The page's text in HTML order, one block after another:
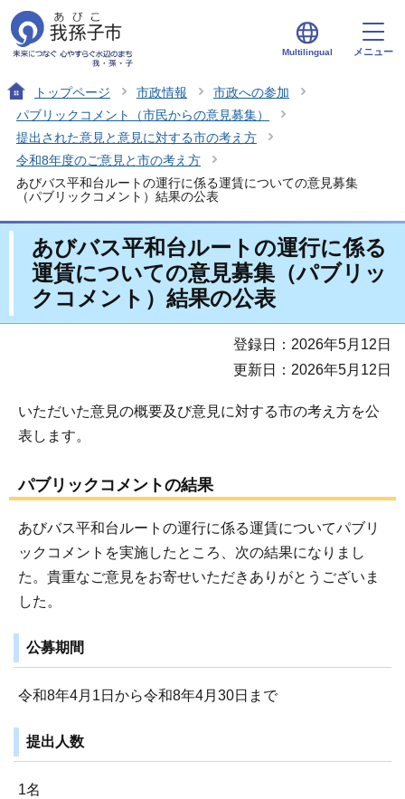
Multilingual メニュー
トップページ 市政情報
市政への参加
パブリックコメント（市民からの意見募集）
提出された意見と意見に対する市の考え方
令和8年度のご意見と市の考え方
あびバス平和台ルートの運行に係る運賃についての意見募集
（パブリックコメント）結果の公表
あびバス平和台ルートの運行に係る
運賃についての意見募集（パブリッ
クコメント）結果の公表
登録日：2026年5月12日
更新日：2026年5月12日
いただいた意見の概要及び意見に対する市の考え方を公
表します。
パブリックコメントの結果
あびバス平和台ルートの運行に係る運賃についてパブリ
ックコメントを実施したところ、次の結果になりまし
た。貴重なご意見をお寄せいただきありがとうございま
した。
公募期間
令和8年4月1日から令和8年4月30日まで
提出人数
1名